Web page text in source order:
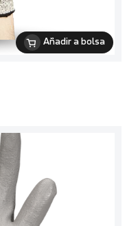
Añadir a bolsa